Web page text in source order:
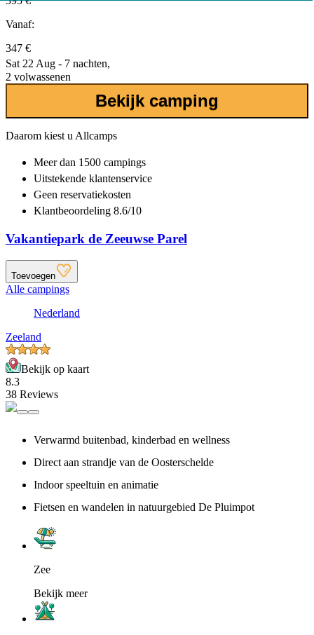
Vanaf:
347 €
Sat 22 Aug - 7 nachten,
2 volwassenen
Bekijk camping
Daarom kiest u Allcamps
Meer dan 1500 campings
Uitstekende klantenservice
Geen reservatiekosten
Klantbeoordeling 8.6/10
Vakantiepark de Zeeuwse Parel
Toevoegen
Alle campings
Nederland
Zeeland
Bekijk op kaart
8.3
38 Reviews
Verwarmd buitenbad, kinderbad en wellness
Direct aan strandje van de Oosterschelde
Indoor speeltuin en animatie
Fietsen en wandelen in natuurgebied De Pluimpot
Zee
Bekijk meer